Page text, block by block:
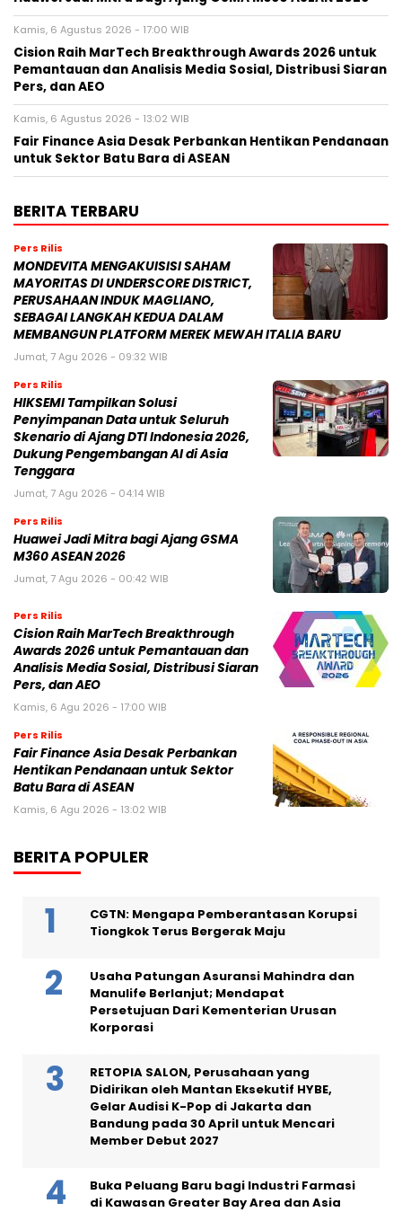
Kamis, 6 Agustus 2026 - 17:00 WIB
Cision Raih MarTech Breakthrough Awards 2026 untuk
Pemantauan dan Analisis Media Sosial, Distribusi Siaran
Pers, dan AEO
Kamis, 6 Agustus 2026 - 13:02 WIB
Fair Finance Asia Desak Perbankan Hentikan Pendanaan
untuk Sektor Batu Bara di ASEAN
BERITA TERBARU
Pers Rilis
MONDEVITA MENGAKUISISI SAHAM
MAYORITAS DI UNDERSCORE DISTRICT,
PERUSAHAAN INDUK MAGLIANO,
SEBAGAI LANGKAH KEDUA DALAM
MEMBANGUN PLATFORM MEREK MEWAH ITALIA BARU
Jumat, 7 Agu 2026 - 09:32 WIB
Pers Rilis
HIKSEMI Tampilkan Solusi
Penyimpanan Data untuk Seluruh
Skenario di Ajang DTI Indonesia 2026,
Dukung Pengembangan AI di Asia
Tenggara
Jumat, 7 Agu 2026 - 04:14 WIB
Pers Rilis
Huawei Jadi Mitra bagi Ajang GSMA
M360 ASEAN 2026
Jumat, 7 Agu 2026 - 00:42 WIB
Pers Rilis
Cision Raih MarTech Breakthrough
Awards 2026 untuk Pemantauan dan
Analisis Media Sosial, Distribusi Siaran
Pers, dan AEO
Kamis, 6 Agu 2026 - 17:00 WIB
Pers Rilis
Fair Finance Asia Desak Perbankan
Hentikan Pendanaan untuk Sektor
Batu Bara di ASEAN
Kamis, 6 Agu 2026 - 13:02 WIB
BERITA POPULER
CGTN: Mengapa Pemberantasan Korupsi
Tiongkok Terus Bergerak Maju
Usaha Patungan Asuransi Mahindra dan
Manulife Berlanjut; Mendapat
Persetujuan Dari Kementerian Urusan
Korporasi
RETOPIA SALON, Perusahaan yang
Didirikan oleh Mantan Eksekutif HYBE,
Gelar Audisi K-Pop di Jakarta dan
Bandung pada 30 April untuk Mencari
Member Debut 2027
Buka Peluang Baru bagi Industri Farmasi
di Kawasan Greater Bay Area dan Asia